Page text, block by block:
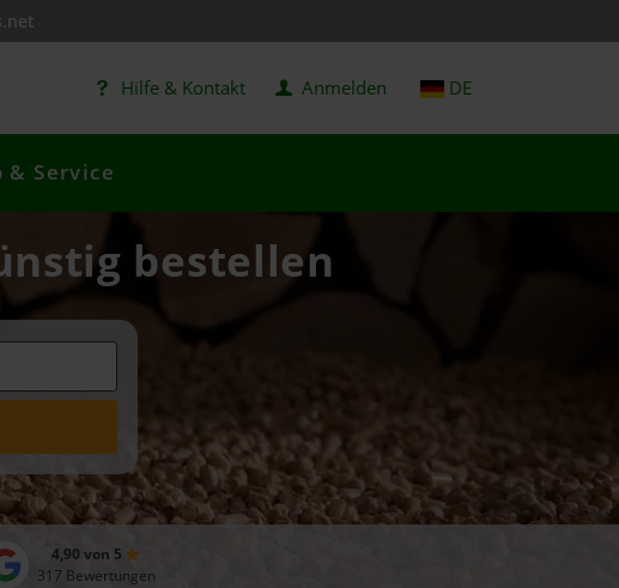
Hilfe & Kontakt Anmelden DE
& Service
bestellen
4,90 von 5
317 Bewertungen